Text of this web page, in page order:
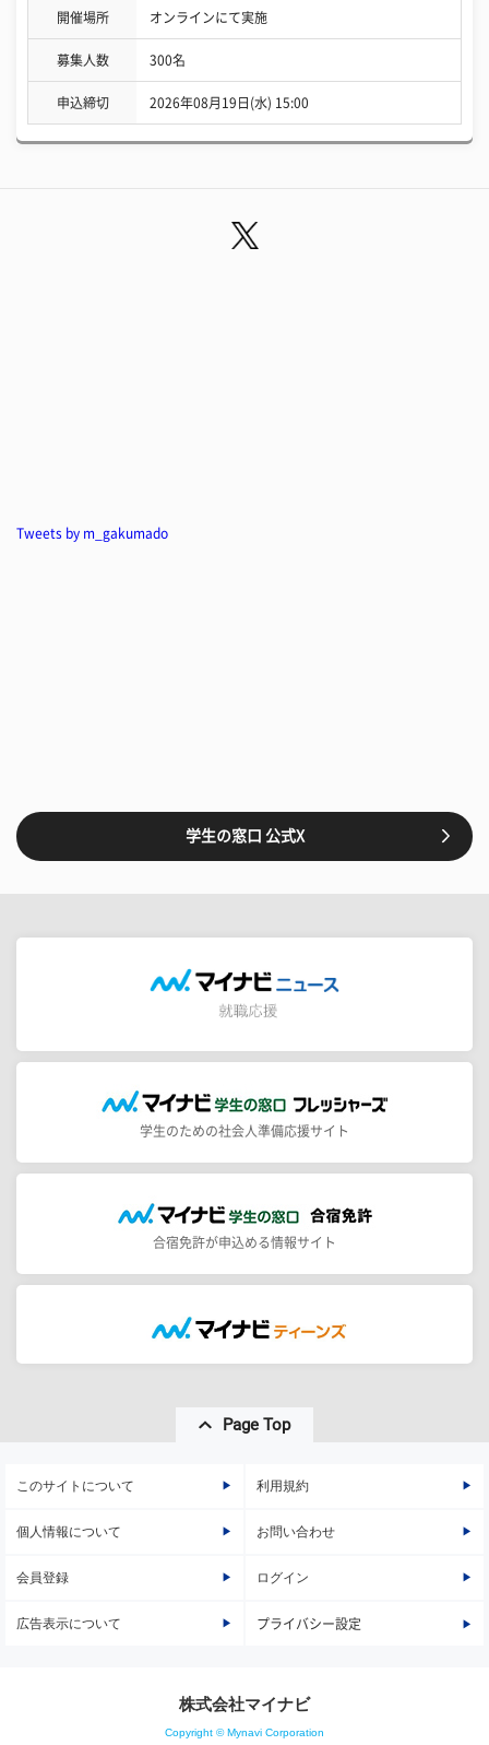
開催場所 オンラインにて実施
募集人数 300名
申込締切 2026年08月19日(水) 15:00
Tweets by m_gakumado
学生の窓口 公式X
学生のための社会人準備応援サイト
合宿免許が申込める情報サイト
Page Top
このサイトについて 利用規約
個人情報について お問い合わせ
会員登録 ログイン
広告表示について プライバシー設定
株式会社マイナビ
Copyright © Mynavi Corporation